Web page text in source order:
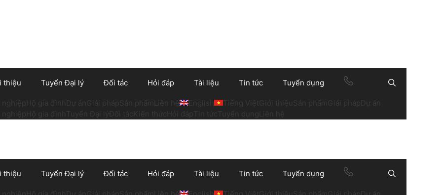
thiệu Tuyển Đại lý Đối tác Hỏi đáp Tài liệu Tin tức Tuyển dụng
nghiệpHộ gia đình Dự ánGiải pháp Sản phẩm Liên hệ English Tiếng ViệtGiới thiệu Sản phẩm Giải phápDự án
nghiệpHộ gia đình Tuyển Đại lý Đối tác Kiến thức Hỏi đáp Tin tức Tuyển dụng Liên hệ
thiệu Tuyển Đại lý Đối tác Hỏi đáp Tài liệu Tin tức Tuyển dụng